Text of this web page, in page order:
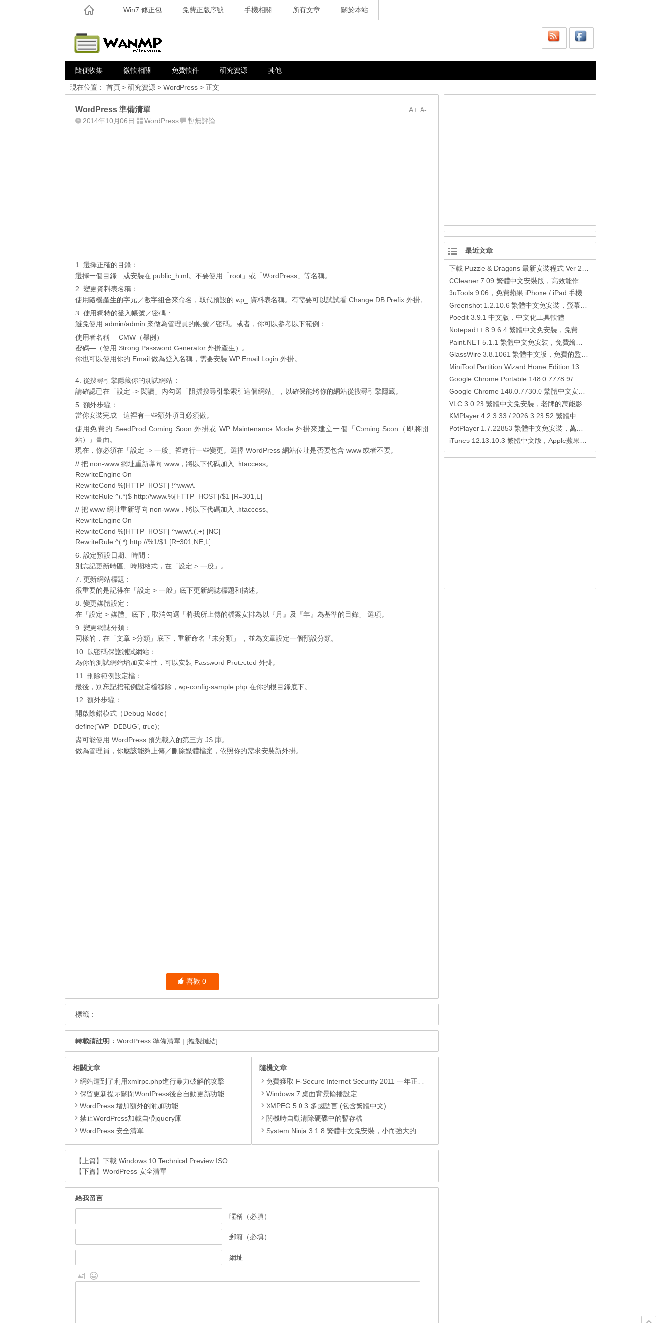
Win7 修正包 免費正版序號 手機相關 所有文章 關於本站
隨便收集 微軟相關 免費軟件 研究資源 其他
現在位置： 首頁 > 研究資源 > WordPress > 正文
A-
A+
WordPress 準備清單
2014年10月06日 WordPress 暫無評論
1. 選擇正確的目錄：
選擇一個目錄，或安裝在 public_html。不要使用「root」或「WordPress」等名稱。
2. 變更資料表名稱：
使用隨機產生的字元／數字組合來命名，取代預設的 wp_ 資料表名稱。有需要可以試試看 Change DB Prefix 外掛。
3. 使用獨特的登入帳號／密碼：
避免使用 admin/admin 來做為管理員的帳號／密碼。或者，你可以參考以下範例：
使用者名稱— CMW（舉例）
密碼—（使用 Strong Password Generator 外掛產生）。
你也可以使用你的 Email 做為登入名稱，需要安裝 WP Email Login 外掛。
4. 從搜尋引擎隱藏你的測試網站：
請確認已在「設定 -> 閱讀」內勾選「阻擋搜尋引擎索引這個網站」，以確保能將你的網站從搜尋引擎隱藏。
5. 額外步驟：
當你安裝完成，這裡有一些額外項目必須做。
使用免費的 SeedProd Coming Soon 外掛或 WP Maintenance Mode 外掛來建立一個「Coming Soon（即將開
站）」畫面。
現在，你必須在「設定 -> 一般」裡進行一些變更。選擇 WordPress 網站位址是否要包含 www 或者不要。
// 把 non-www 網址重新導向 www，將以下代碼加入 .htaccess。
RewriteEngine On
RewriteCond %{HTTP_HOST} !^www\.
RewriteRule ^(.*)$ http://www.%{HTTP_HOST}/$1 [R=301,L]
// 把 www 網址重新導向 non-www，將以下代碼加入 .htaccess。
RewriteEngine On
RewriteCond %{HTTP_HOST} ^www\.(.+) [NC]
RewriteRule ^(.*) http://%1/$1 [R=301,NE,L]
6. 設定預設日期、時間：
別忘記更新時區、時期格式，在「設定 > 一般」。
7. 更新網站標題：
很重要的是記得在「設定 > 一般」底下更新網誌標題和描述。
8. 變更媒體設定：
在「設定 > 媒體」底下，取消勾選「將我所上傳的檔案安排為以『月』及『年』為基準的目錄」 選項。
9. 變更網誌分類：
同樣的，在「文章 >分類」底下，重新命名「未分類」 ，並為文章設定一個預設分類。
10. 以密碼保護測試網站：
為你的測試網站增加安全性，可以安裝 Password Protected 外掛。
11. 刪除範例設定檔：
最後，別忘記把範例設定檔移除，wp-config-sample.php 在你的根目錄底下。
12. 額外步驟：
開啟除錯模式（Debug Mode）
define(‘WP_DEBUG’, true);
盡可能使用 WordPress 預先載入的第三方 JS 庫。
做為管理員，你應該能夠上傳／刪除媒體檔案，依照你的需求安裝新外掛。
喜歡 0
標籤：
轉載請註明： WordPress 準備清單 | [複製鏈結]
相關文章
網站遭到了利用xmlrpc.php進行暴力破解的攻擊
保留更新提示關閉WordPress後台自動更新功能
WordPress 增加額外的附加功能
禁止WordPress加載自帶jquery庫
WordPress 安全清單
隨機文章
免費獲取 F-Secure Internet Security 2011 一年正版序號
Windows 7 桌面背景輪播設定
XMPEG 5.0.3 多國語言 (包含繁體中文)
關機時自動清除硬碟中的暫存檔
System Ninja 3.1.8 繁體中文免安裝，小而強大的免費系統垃圾清理軟件
【上篇】 下載 Windows 10 Technical Preview ISO
【下篇】 WordPress 安全清單
給我留言
暱稱（必填）
郵箱（必填）
網址
最近文章
Poedit 3.9.1 中文版，中文化工具軟體